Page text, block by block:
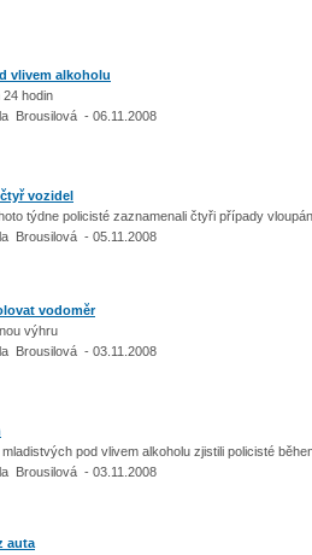
vlivem alkoholu
hodin
Brousilová - 06.11.2008
vozidel
týdne policisté zaznamenali čtyři případy
Brousilová - 05.11.2008
vodoměr
výhru
Brousilová - 03.11.2008
pod vlivem alkoholu zjistili policisté
Brousilová - 03.11.2008
auta